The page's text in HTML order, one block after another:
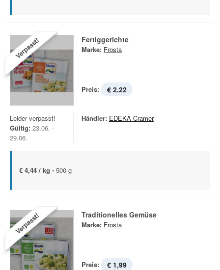
Verpasst! Fertiggerichte
Marke: Frosta
Preis: € 2,22
Leider verpasst!
Gültig: 23.06. -
29.06.
Händler: EDEKA Cramer
€ 4,44 / kg - 500 g
Verpasst! Traditionelles Gemüse
Marke: Frosta
Preis: € 1,99